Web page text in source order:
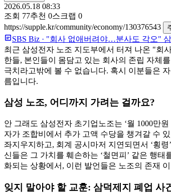
2026.05.18 08:33
조회 77추천 0스크랩 0
https://supple.kr/community/economy/130376543
SBS Biz · "회사 없애버려야…분사도 각오"
최근 삼성전자 노조 지도부에서 터져 나온 "회
한들, 본인들이 몸담고 있는 회사의 존립 자체
극치라고밖에 볼 수 없습니다. 혹시 이분들은
름입니다.
삼성 노조, 어디까지 가려는 걸까요?
안 그래도 삼성전자 초기업노조는 ‘월 1000만
자가 조합비에서 추가 고액 수당을 챙겨갈 수
좌지우지하고, 회계 공시마저 지연되면서 ‘횡
신들은 그 가치를 훼손하는 ‘철면피’ 같은 행
화되는 상황에서, 이런 발언들은 노조의 존재
잊지 말아야 할 교훈: 삼덕제지 폐업 사